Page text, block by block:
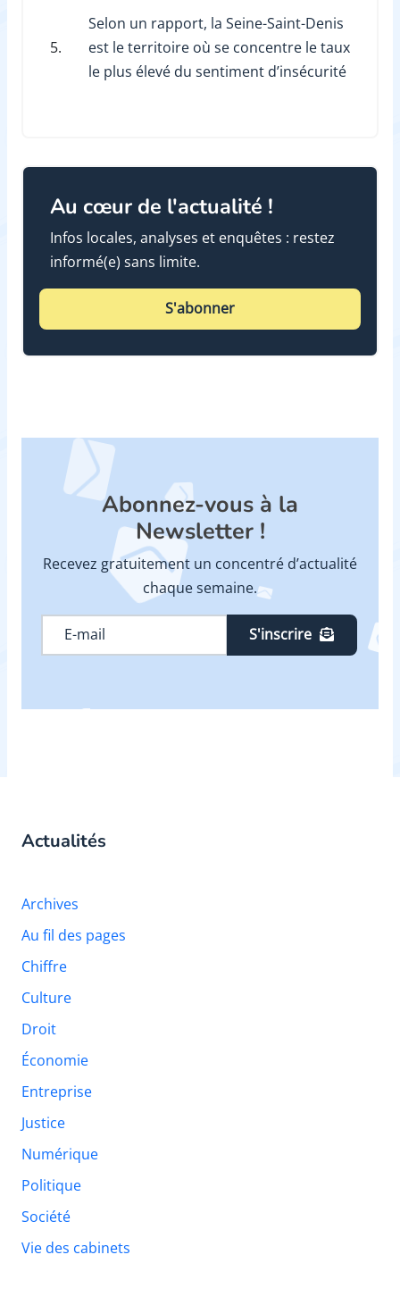
5.
Selon un rapport, la Seine-Saint-Denis
est le territoire où se concentre le taux
le plus élevé du sentiment d’insécurité
Au cœur de l'actualité !
Infos locales, analyses et enquêtes : restez
informé(e) sans limite.
S'abonner
Abonnez-vous à la
Newsletter !
Recevez gratuitement un concentré d’actualité
chaque semaine.
S'inscrire
Actualités
Archives
Au fil des pages
Chiffre
Culture
Droit
Économie
Entreprise
Justice
Numérique
Politique
Société
Vie des cabinets